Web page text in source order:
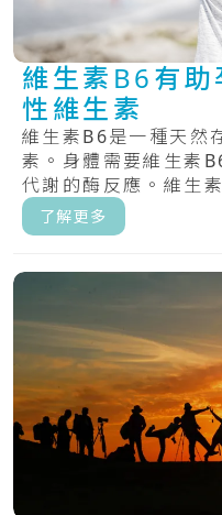
維生素B6有助
性維生素
維生素B6是一種天然
素。身體需要維生素
代謝的酶反應。維生
大.....
了解更多